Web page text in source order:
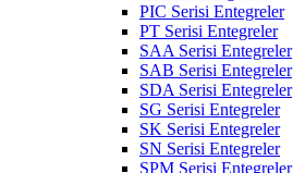
PIC Serisi Entegreler
PT Serisi Entegreler
SAA Serisi Entegreler
SAB Serisi Entegreler
SDA Serisi Entegreler
SG Serisi Entegreler
SK Serisi Entegreler
SN Serisi Entegreler
SPM Serisi Entegreler